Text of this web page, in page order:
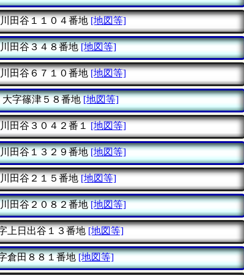
田谷１１０４番地 [地図等]
田谷３４８番地 [地図等]
田谷６７１０番地 [地図等]
大字篠津５８番地 [地図等]
田谷３０４２番１ [地図等]
田谷１３２９番地 [地図等]
田谷２１５番地 [地図等]
田谷２０８２番地 [地図等]
上日出谷１３番地 [地図等]
倉田８８１番地 [地図等]